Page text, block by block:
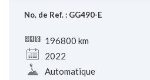
No. de Ref. : GG490-E
196800 km
2022
Automatique